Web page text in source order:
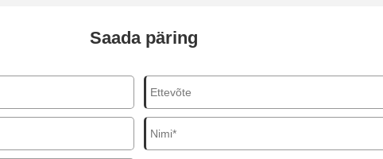
Saada päring